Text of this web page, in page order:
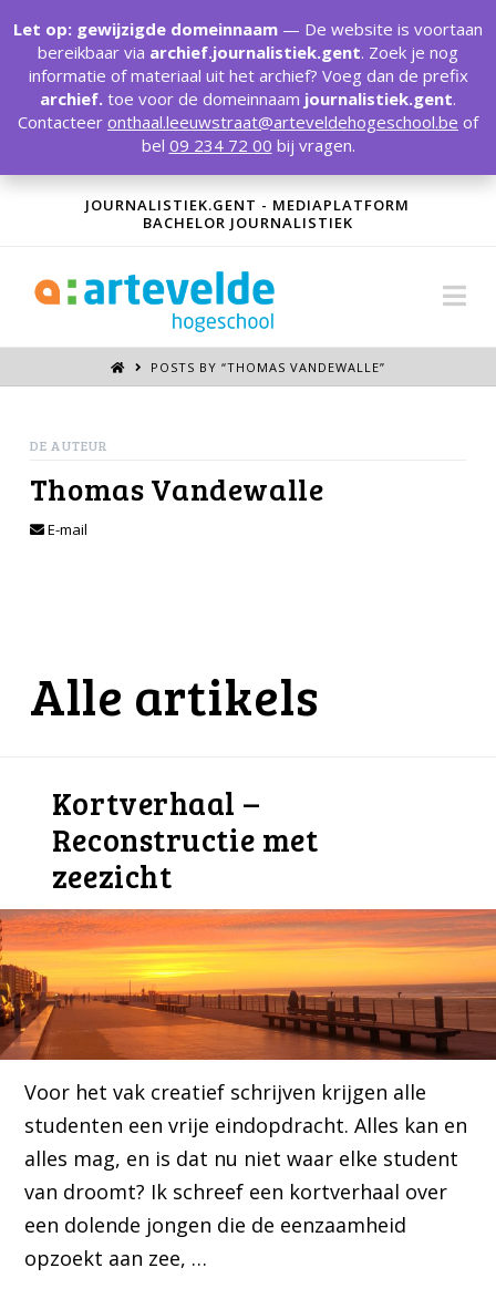
JOURNALISTIEK.GENT - MEDIAPLATFORM
BACHELOR JOURNALISTIEK
POSTS BY “THOMAS VANDEWALLE”
DE AUTEUR
Thomas Vandewalle
E-mail
Alle artikels
Kortverhaal –
Reconstructie met
zeezicht
Voor het vak creatief schrijven krijgen alle
studenten een vrije eindopdracht. Alles kan en
alles mag, en is dat nu niet waar elke student
van droomt? Ik schreef een kortverhaal over
een dolende jongen die de eenzaamheid
opzoekt aan zee, …
Let op: gewijzigde domeinnaam — De website is voortaan
bereikbaar via archief.journalistiek.gent. Zoek je nog
informatie of materiaal uit het archief? Voeg dan de prefix
archief. toe voor de domeinnaam journalistiek.gent.
Contacteer onthaal.leeuwstraat@arteveldehogeschool.be of
bel 09 234 72 00 bij vragen.